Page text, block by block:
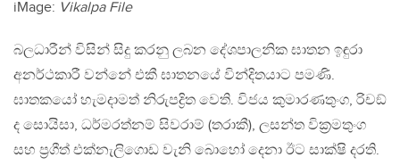
iMage: Vikalpa File
බලධාරීන් විසින් සිදු කරනු ලබන දේශපාලනික ඝාතන ඉඳුරා
අනර්ථකාරී වන්නේ එකී ඝාතනයේ වින්දිතයාට පමණි.
ඝාතකයෝ හැමදාමත් නිරුපද්‍රිත වෙති. විජය කුමාරණතුංග, රිචඞ්
ද සොයිසා, ධර්මරත්නම් සිවරාම් (තරාකී), ලසන්ත වික්‍රමතුංග
සහ ප්‍රගීත් එක්නැලිගොඩ වැනි බොහෝ දෙනා ඊට සාක්ෂි දරති.